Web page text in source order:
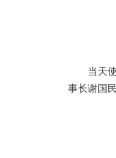
当天
事长谢国